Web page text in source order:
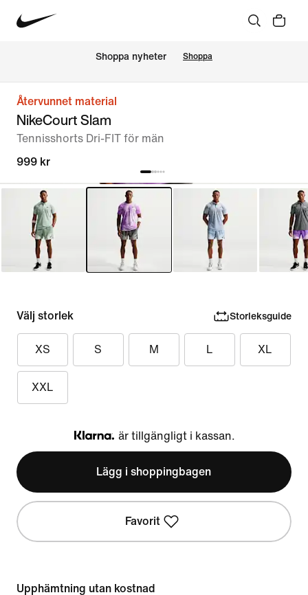
Shoppa nyheter Shoppa
Återvunnet material
NikeCourt Slam
Tennisshorts Dri-FIT för män
999 kr
Välj storlek Storleksguide
XS S M L XL
XXL
Klarna
är tillgängligt i kassan.
Lägg i shoppingbagen
Favorit
Upphämtning utan kostnad